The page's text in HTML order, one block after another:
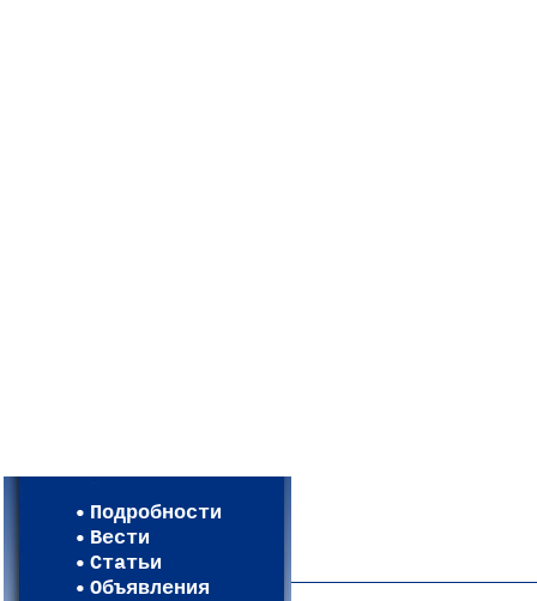
Подробности
Вести
Статьи
Объявления